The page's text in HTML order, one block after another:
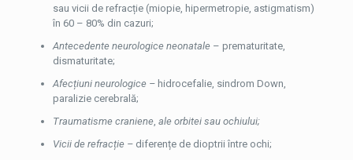
sau vicii de refracție (miopie, hipermetropie, astigmatism)
în 60 – 80% din cazuri;
Antecedente neurologice neonatale– prematuritate,
dismaturitate;
Afecțiuni neurologice – hidrocefalie, sindrom Down,
paralizie cerebrală;
Traumatisme craniene, ale orbitei sau ochiului;
Vicii de refracție –diferențe de dioptrii între ochi;